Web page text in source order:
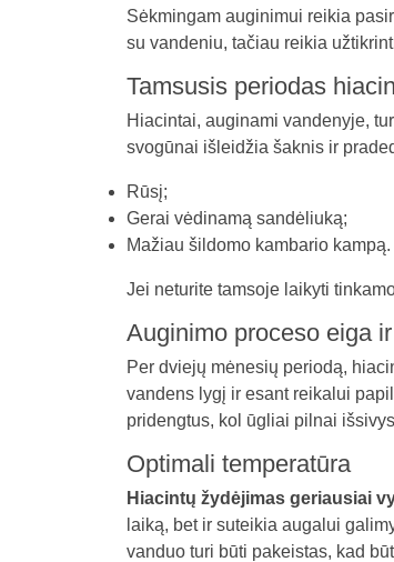
Sėkmingam auginimui reikia
su vandeniu, tačiau reikia
Tamsusis periodas
Hiacintai, auginami vandenyje,
svogūnai išleidžia šaknis ir
Rūsį;
Gerai vėdinamą sandėliuką;
Mažiau šildomo kambario kampą.
Jei neturite tamsoje laikyti
Auginimo proceso eiga
Per dviejų mėnesių periodą,
vandens lygį ir esant reikalui
pridengtus, kol ūgliai pilnai
Optimali temperatūra
Hiacintų žydėjimas geriausiai
laiką, bet ir suteikia augalui
vanduo turi būti pakeistas, kad